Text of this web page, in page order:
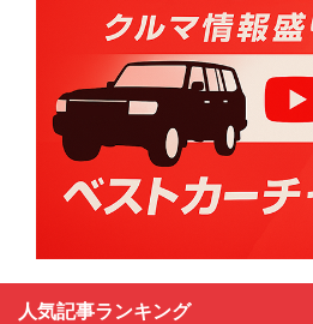
人気記事ランキング